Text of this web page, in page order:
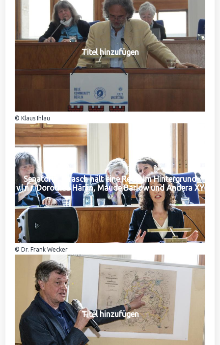
Titel hinzufügen
© Klaus Ihlau
Senatorin Jarasch hält eine Rede. Im Hintergrund
v.l.n.r. Dorothea Härlin, Maude Barlow und Andera XY
© Dr. Frank Wecker
Titel hinzufügen